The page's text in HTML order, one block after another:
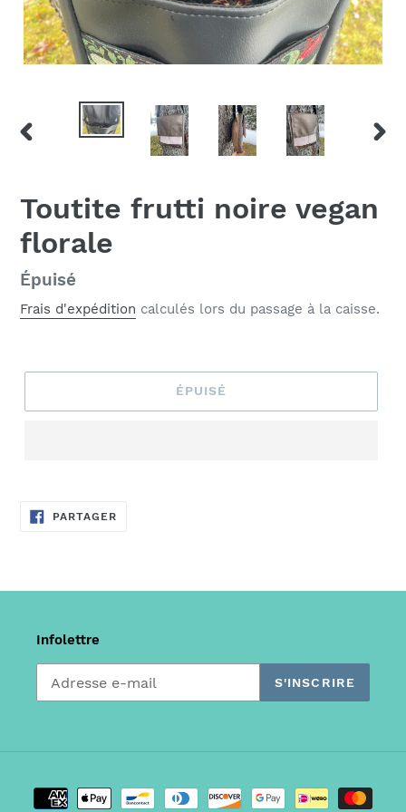
Toutite frutti noire vegan
florale
Prix
normal
Épuisé
Frais d'expédition calculés lors du passage à la caisse.
ÉPUISÉ
PARTAGERPARTAGER
SUR
Infolettre
S'INSCRIRE
Moyens